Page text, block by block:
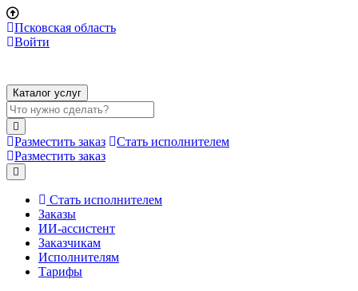
Псковская область
Войти
Каталог услуг
Разместить заказ
Стать исполнителем
Разместить заказ
Стать исполнителем
Заказы
ИИ-ассистент
Заказчикам
Исполнителям
Тарифы